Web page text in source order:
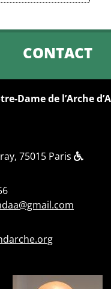
CONTACT
Dame de l’Arche
75015 Paris